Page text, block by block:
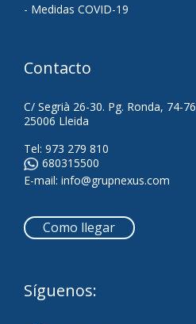
- Medidas COVID-19
Contacto
C/ Segrià 26-30. Pg. Ronda, 74-76
25006 Lleida
Tel: 973 279 810
680315500
E-mail: info@grupnexus.com
Como llegar
Síguenos: